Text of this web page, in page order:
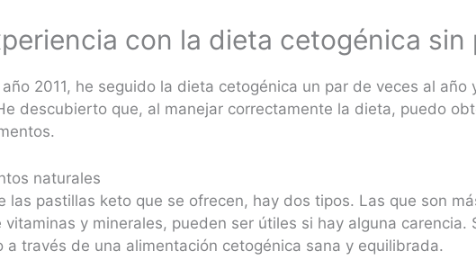
con la dieta cetogénica sin
2011, he seguido la dieta cetogénica un par de veces al
descubierto que, al manejar correctamente la dieta, puedo
naturales
las pastillas keto que se ofrecen, hay dos tipos. Las que son
vitaminas y minerales, pueden ser útiles si hay alguna
a través de una alimentación cetogénica sana y equilibrada.